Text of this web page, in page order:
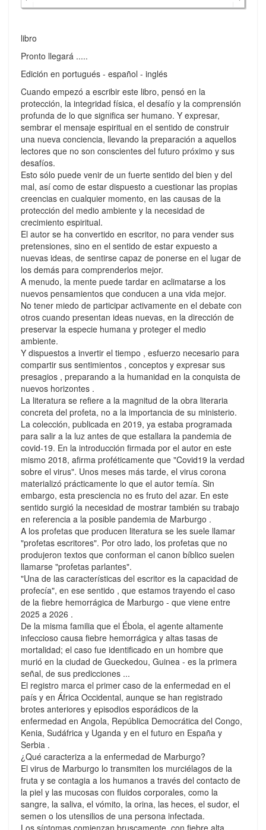
libro
Pronto llegará .....
Edición en portugués - español - inglés
Cuando empezó a escribir este libro, pensó en la
protección, la integridad física, el desafío y la comprensión
profunda de lo que significa ser humano. Y expresar,
sembrar el mensaje espiritual en el sentido de construir
una nueva conciencia, llevando la preparación a aquellos
lectores que no son conscientes del futuro próximo y sus
desafíos.
Esto sólo puede venir de un fuerte sentido del bien y del
mal, así como de estar dispuesto a cuestionar las propias
creencias en cualquier momento, en las causas de la
protección del medio ambiente y la necesidad de
crecimiento espiritual.
El autor se ha convertido en escritor, no para vender sus
pretensiones, sino en el sentido de estar expuesto a
nuevas ideas, de sentirse capaz de ponerse en el lugar de
los demás para comprenderlos mejor.
A menudo, la mente puede tardar en aclimatarse a los
nuevos pensamientos que conducen a una vida mejor.
No tener miedo de participar activamente en el debate con
otros cuando presentan ideas nuevas, en la dirección de
preservar la especie humana y proteger el medio
ambiente.
Y dispuestos a invertir el tiempo , esfuerzo necesario para
compartir sus sentimientos , conceptos y expresar sus
presagios , preparando a la humanidad en la conquista de
nuevos horizontes .
La literatura se refiere a la magnitud de la obra literaria
concreta del profeta, no a la importancia de su ministerio.
La colección, publicada en 2019, ya estaba programada
para salir a la luz antes de que estallara la pandemia de
covid-19. En la introducción firmada por el autor en este
mismo 2018, afirma proféticamente que "Covid19 la verdad
sobre el virus". Unos meses más tarde, el virus corona
materializó prácticamente lo que el autor temía. Sin
embargo, esta presciencia no es fruto del azar. En este
sentido surgió la necesidad de mostrar también su trabajo
en referencia a la posible pandemia de Marburgo .
A los profetas que producen literatura se les suele llamar
"profetas escritores". Por otro lado, los profetas que no
produjeron textos que conforman el canon bíblico suelen
llamarse "profetas parlantes".
"Una de las características del escritor es la capacidad de
profecía", en ese sentido , que estamos trayendo el caso
de la fiebre hemorrágica de Marburgo - que viene entre
2025 a 2026 .
De la misma familia que el Ébola, el agente altamente
infeccioso causa fiebre hemorrágica y altas tasas de
mortalidad; el caso fue identificado en un hombre que
murió en la ciudad de Gueckedou, Guinea - es la primera
señal, de sus predicciones ...
El registro marca el primer caso de la enfermedad en el
país y en África Occidental, aunque se han registrado
brotes anteriores y episodios esporádicos de la
enfermedad en Angola, República Democrática del Congo,
Kenia, Sudáfrica y Uganda y en el futuro en España y
Serbia .
¿Qué caracteriza a la enfermedad de Marburgo?
El virus de Marburgo lo transmiten los murciélagos de la
fruta y se contagia a los humanos a través del contacto de
la piel y las mucosas con fluidos corporales, como la
sangre, la saliva, el vómito, la orina, las heces, el sudor, el
semen o los utensilios de una persona infectada.